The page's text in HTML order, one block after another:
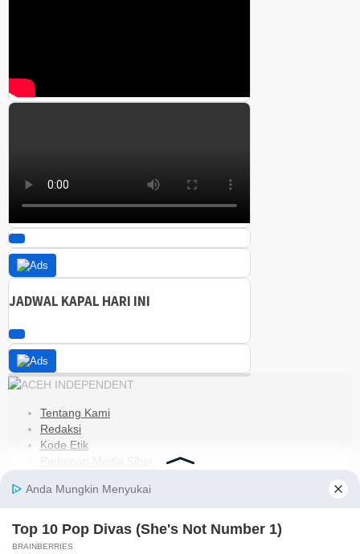
JADWAL KAPAL HARI INI
Tentang Kami
Redaksi
Kode Etik
Pedoman Media Siber
Kebijakan Privasi
Jaringan Social